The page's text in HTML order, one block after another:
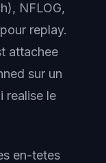
NFLOG,
replay.
attachee
sur un
realise le
en-tetes